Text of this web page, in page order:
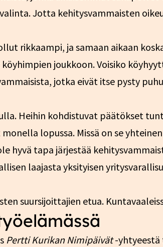
Jotta kehitysvammaisten
rikkaampi, ja samaan aikaan
joukkoon. Voisiko
jotka eivät itse pysty
Heihin kohdistuvat päätökset
lopussa. Missä on se
tapa järjestää
laajasta yksityisen
suursijoittajien etua.
Pertti Kurikan Nimipäivät-yhtyeestä